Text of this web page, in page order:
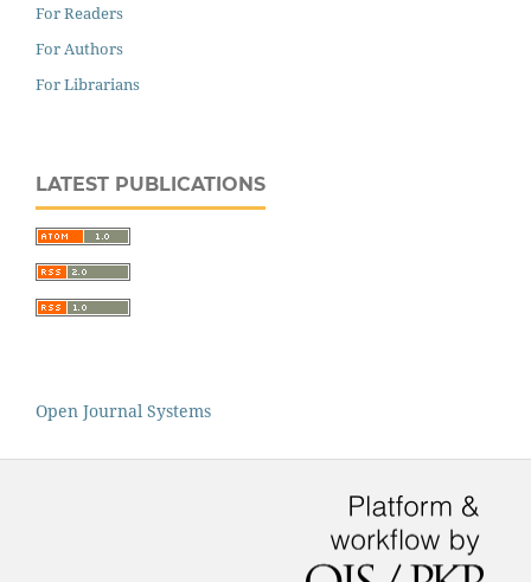
For Readers
For Authors
For Librarians
LATEST PUBLICATIONS
Open Journal Systems